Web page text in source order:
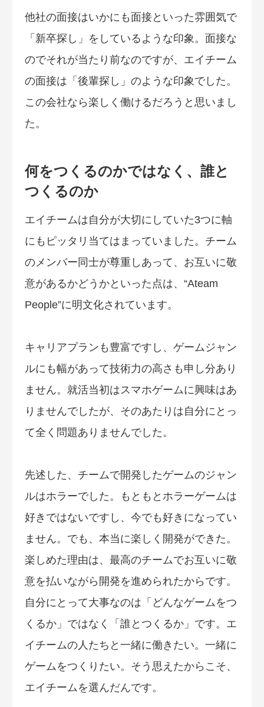
他社の面接はいかにも面接といった雰囲気で
「新卒探し」をしているような印象。面接な
のでそれが当たり前なのですが、エイチーム
の面接は「後輩探し」のような印象でした。
この会社なら楽しく働けるだろうと思いまし
た。
何をつくるのかではなく、誰と
つくるのか
エイチームは自分が大切にしていた3つに軸
にもピッタリ当てはまっていました。チーム
のメンバー同士が尊重しあって、お互いに敬
意があるかどうかといった点は、“Ateam
People”に明文化されています。
キャリアプランも豊富ですし、ゲームジャン
ルにも幅があって技術力の高さも申し分あり
ません。就活当初はスマホゲームに興味はあ
りませんでしたが、そのあたりは自分にとっ
て全く問題ありませんでした。
先述した、チームで開発したゲームのジャン
ルはホラーでした。もともとホラーゲームは
好きではないですし、今でも好きになってい
ません。でも、本当に楽しく開発ができた。
楽しめた理由は、最高のチームでお互いに敬
意を払いながら開発を進められたからです。
自分にとって大事なのは「どんなゲームをつ
くるか」ではなく「誰とつくるか」です。エ
イチームの人たちと一緒に働きたい。一緒に
ゲームをつくりたい。そう思えたからこそ、
エイチームを選んだんです。